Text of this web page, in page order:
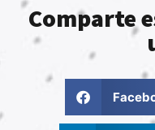
Comparte